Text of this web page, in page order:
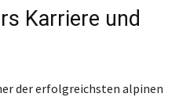
Karriere und
der erfolgreichsten alpinen